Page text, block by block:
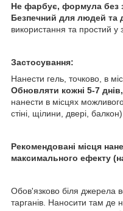
Не фарбує, формула без
Безпечний для людей та
використання та простий у
Застосування:
Нанести гель, точково, в
Обновляти кожні 5-7
нанести в місцях
стіні, щілини, двері,
Рекомендовані місця
максимального ефекту
Обов'язково біля джерела
тарганів. Наносити там де